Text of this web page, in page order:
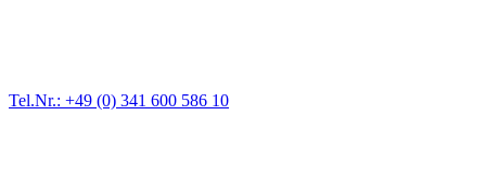
Tel.Nr.: +49 (0) 341 600 586 10